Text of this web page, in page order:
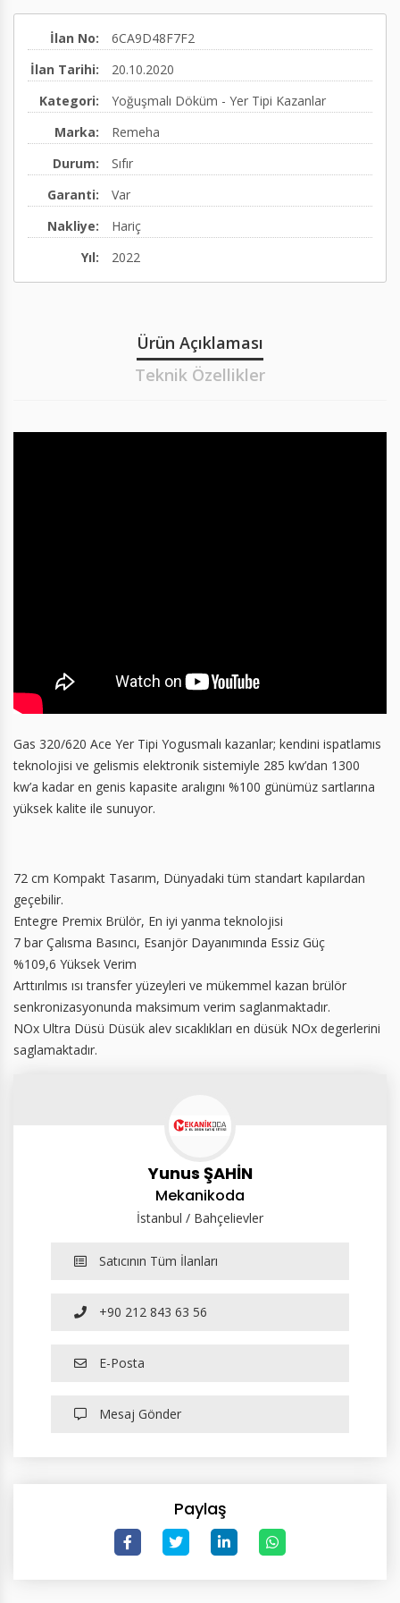
Hermetik Dirsek 90
(60/100,80/125,100/150)
Paslanmaz Çelik Baca ve Duman Kanalı
Kazan Su Seviye Sınırlayıcısı
Nötralizasyon cihazı
Diğer
Elektrikli Su Isıtıcılar
Emniyet Ventilleri
Geri Tepme Ventilleri
Pre-action Vana İstasyonu
Test Sayacı
Yivli Kaplinler
Diğer
İlan No:
6CA9D48F7F2
İlan Tarihi:
20.10.2020
Kategori:
Yoğuşmalı Döküm - Yer Tipi Kazanlar
Marka:
Remeha
Durum:
Sıfır
Garanti:
Var
Nakliye:
Hariç
Yıl:
2022
Ürün Açıklaması
Teknik Özellikler
Gas 320/620 Ace Yer Tipi Yogusmalı kazanlar; kendini ispatlamıs
teknolojisi ve gelismis elektronik sistemiyle 285 kw’dan 1300
kw’a kadar en genis kapasite aralıgını %100 günümüz sartlarına
yüksek kalite ile sunuyor.
72 cm Kompakt Tasarım, Dünyadaki tüm standart kapılardan
geçebilir.
Entegre Premix Brülör, En iyi yanma teknolojisi
7 bar Çalısma Basıncı, Esanjör Dayanımında Essiz Güç
%109,6 Yüksek Verim
Arttırılmıs ısı transfer yüzeyleri ve mükemmel kazan brülör
senkronizasyonunda maksimum verim saglanmaktadır.
NOx Ultra Düsü Düsük alev sıcaklıkları en düsük NOx degerlerini
saglamaktadır.
Yunus ŞAHİN
Mekanikoda
İstanbul / Bahçelievler
Satıcının Tüm İlanları
+90 212 843 63 56
E-Posta
Mesaj Gönder
Paylaş